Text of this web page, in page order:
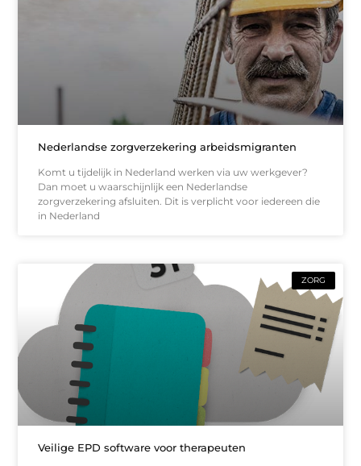
Nederlandse zorgverzekering arbeidsmigranten
Komt u tijdelijk in Nederland werken via uw werkgever?
Dan moet u waarschijnlijk een Nederlandse
zorgverzekering afsluiten. Dit is verplicht voor iedereen die
in Nederland
ZORG
Veilige EPD software voor therapeuten